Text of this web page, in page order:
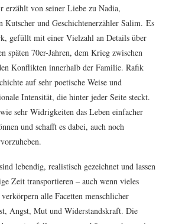
erzählt von seiner Liebe zu Nadia,
Kutscher und Geschichtenerzähler Salim. Es
gefüllt mit einer Vielzahl an Details über
späten 70er-Jahren, dem Krieg zwischen
Konflikten innerhalb der Familie. Rafik
auf sehr poetische Weise und
Intensität, die hinter jeder Seite steckt.
sehr Widrigkeiten das Leben einfacher
und schafft es dabei, auch noch
lebendig, realistisch gezeichnet und lassen
Zeit transportieren – auch wenn vieles
alle Facetten menschlicher
Angst, Mut und Widerstandskraft. Die